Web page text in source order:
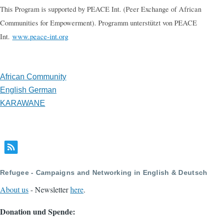
This Program is supported by PEACE Int. (Peer Exchange of African
Communities for Empowerment). Programm unterstützt von PEACE
Int. www.peace-int.org
African Community
English German
KARAWANE
Refugee - Campaigns and Networking in English & Deutsch
About us- Newsletterhere.
Donation und Spende: